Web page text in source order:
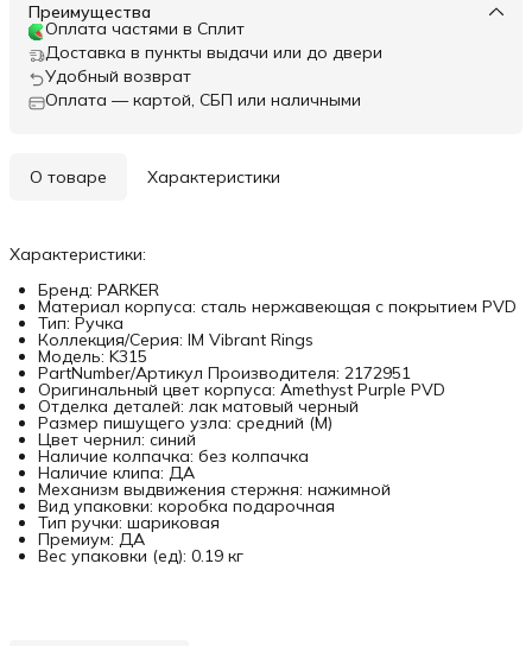
Преимущества
Оплата частями в Сплит
Доставка в пункты выдачи или до двери
Удобный возврат
Оплата — картой, СБП или наличными
О товаре Характеристики
Характеристики:
Бренд: PARKER
Материал корпуса: сталь нержавеющая с покрытием PVD
Тип: Ручка
Коллекция/Серия: IM Vibrant Rings
Модель: K315
PartNumber/Артикул Производителя: 2172951
Оригинальный цвет корпуса: Amethyst Purple PVD
Отделка деталей: лак матовый черный
Размер пишущего узла: средний (M)
Цвет чернил: синий
Наличие колпачка: без колпачка
Наличие клипа: ДА
Механизм выдвижения стержня: нажимной
Вид упаковки: коробка подарочная
Тип ручки: шариковая
Премиум: ДА
Вес упаковки (ед): 0.19 кг